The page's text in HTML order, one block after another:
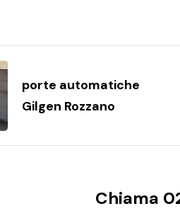
porte automatiche
Gilgen Rozzano
Chiama